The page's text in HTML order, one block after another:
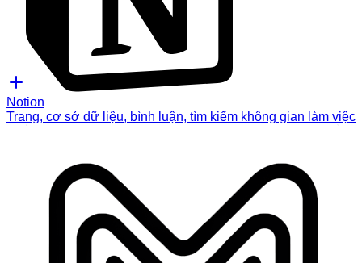
Notion
Trang, cơ sở dữ liệu, bình luận, tìm kiếm không gian làm việc